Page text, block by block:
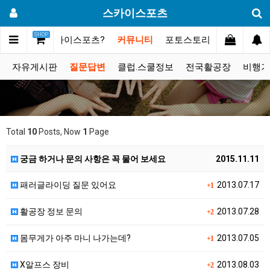
스카이스포츠
SHOP
메인 스카이스포츠? 커뮤니티 포토스토리 동영상갤러
자유게시판 질문답변 클럽.스쿨정보 전국활공장 비행
Total 10 Posts, Now 1 Page
2015.11.11
궁금 하거나 문의 사항은 꼭 물어 보세요
+1 2013.07.17
패러글라이딩 질문 있어요
+22013.07.28
활공장 정보 문의
+1 2013.07.05
몸무게가 아주 마니 나가는데?
+22013.08.03
X알프스 장비